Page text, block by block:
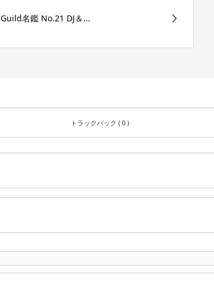
Guild名鑑 No.21 DJ＆...
トラックバック ( 0 )